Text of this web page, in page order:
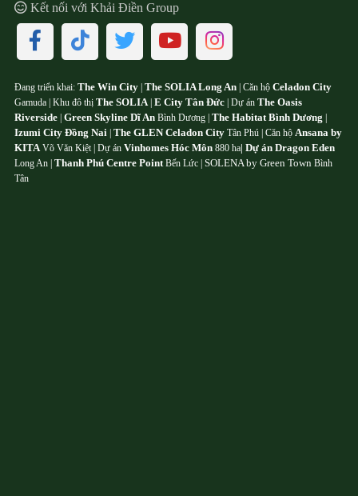
Kết nối với Khải Điền Group
Đang triển khai: The Win City The SOLIA Long An | Căn hộ Celadon City
Gamuda | Khu đô thị The SOLIA| E City Tân Đức | Dự án The Oasis
Riverside Green Skyline Dĩ An Bình Dương | The Habitat Bình Dương
Izumi City Đồng Nai The GLEN Celadon City Tân Phú | Căn hộ Ansana by
KITAVõ Văn Kiệt | Dự án Vinhomes Hóc Môn 880 ha Dự án Dragon Eden
Long An | Thanh Phú Centre PointBến Lức | SOLENA by Green Town Bình
Tân